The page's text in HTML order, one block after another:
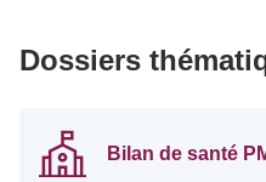
Dossiers
Bilan de santé